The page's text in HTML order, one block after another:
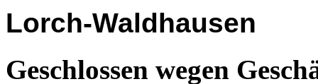
Lorch-Waldhausen
Geschlossen wegen